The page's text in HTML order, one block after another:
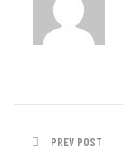
PREV POST